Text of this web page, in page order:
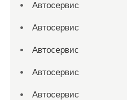
Автосервис
Автосервис
Автосервис
Автосервис
Автосервис